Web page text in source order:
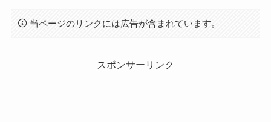
当ページのリンクには広告が含まれています。
スポンサーリンク